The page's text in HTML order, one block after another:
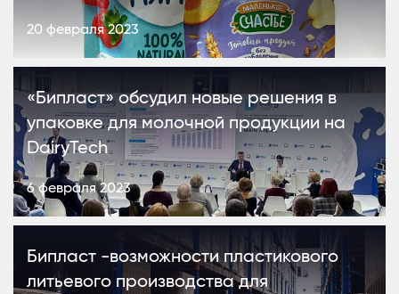
20 февраля 2023
«Бипласт» обсудил новые решения в
упаковке для молочной продукции на
DairyTech
6 февраля 2023
Бипласт -возможности пластикового
литьевого производства для